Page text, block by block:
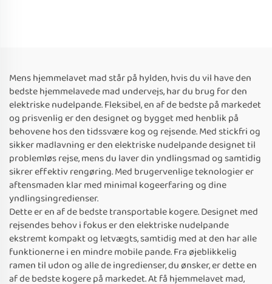
Mens hjemmelavet mad står på hylden, hvis du vil have den
bedste hjemmelavede mad undervejs, har du brug for den
elektriske nudelpande. Fleksibel, en af de bedste på markedet
og prisvenlig er den designet og bygget med henblik på
behovene hos den tidssvære kog og rejsende. Med stickfri og
sikker madlavning er den elektriske nudelpande designet til
problemløs rejse, mens du laver din yndlingsmad og samtidig
sikrer effektiv rengøring. Med brugervenlige teknologier er
aftensmaden klar med minimal kogeerfaring og dine
yndlingsingredienser.
Dette er en af de bedste transportable kogere. Designet med
rejsendes behov i fokus er den elektriske nudelpande
ekstremt kompakt og letvægts, samtidig med at den har alle
funktionerne i en mindre mobile pande. Fra øjeblikkelig
ramen til udon og alle de ingredienser, du ønsker, er dette en
af de bedste kogere på markedet. At få hjemmelavet mad,